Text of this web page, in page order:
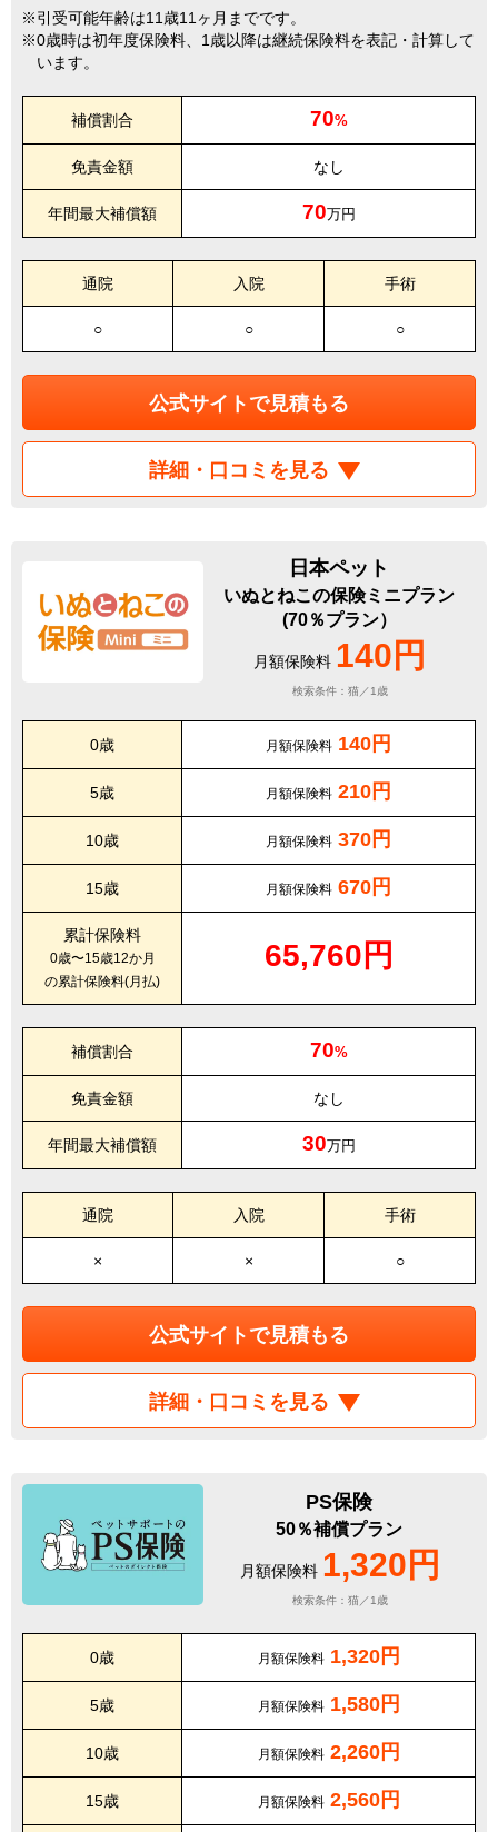
引受可能年齢は11歳11ヶ月までです。
0歳時は初年度保険料、1歳以降は継続保険料を表記・計算して
います。
補償割合 70%
免責金額 なし
年間最大補償額 70万円
通院 入院 手術
○ ○ ○
公式サイトで見積もる
詳細・口コミを見る
日本ペット
いぬとねこの保険ミニプラン
(70％プラン）
月額保険料 140円
検索条件：猫／1歳
0歳 月額保険料 140円
5歳 月額保険料 210円
10歳 月額保険料 370円
15歳 月額保険料 670円
累計保険料
0歳〜15歳12か月
の累計保険料(月払)
65,760円
補償割合 70%
免責金額 なし
年間最大補償額 30万円
通院 入院 手術
× × ○
公式サイトで見積もる
詳細・口コミを見る
PS保険
50％補償プラン
月額保険料 1,320円
検索条件：猫／1歳
0歳 月額保険料 1,320円
5歳 月額保険料 1,580円
10歳 月額保険料 2,260円
15歳 月額保険料 2,560円